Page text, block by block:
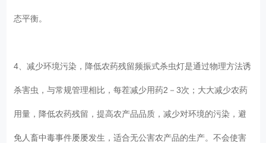
态平衡。
4、减少环境污染，降低农药残留频振式杀虫灯是通过物理方法诱
杀害虫，与常规管理相比，每茬减少用药2－3次；大大减少农药
用量，降低农药残留，提高农产品品质，减少对环境的污染，避
免人畜中毒事件屡屡发生，适合无公害农产品的生产。不会使害